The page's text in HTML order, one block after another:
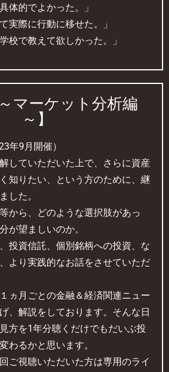
体的でよかった。」
実際に行動に移せた。」
校で教えて欲しかった。」
マーケット分析編
～】
年9月開催）
していただいた上で、さらに資産
知りたい、という方のために、継
した。
から、どのような選択肢があっ
が望ましいのか。
投資信託、個別銘柄への投資、な
より実践的なお話をさせていただ
ヵ月ごとの金融＆経済関連ニュー
、解説をしております。そんな日
方を1年分聴くだけでもだいぶ投
わるかと思います。
ご視聴いただいた方は専用のライ